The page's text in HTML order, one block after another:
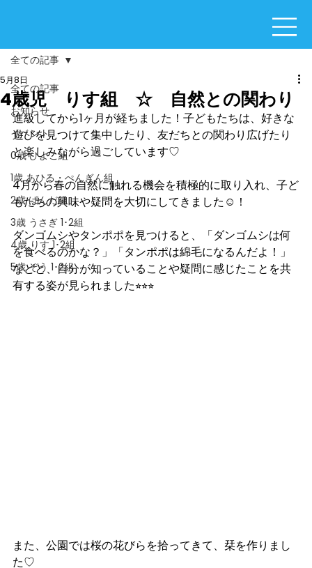
全ての記事
お知らせ
イベント
0歳 ひよこ組
1歳 あひる・ぺんぎん組
2歳 ぱんだ組
3歳 うさぎ 1･2組
4歳 りす 1･2組
5歳 ぞう 1･2組
全ての記事
4歳児 りす組 ☆ 自然との関わり
5月8日
進級してから1ヶ月が経ちました！子どもたちは、好きな
遊びを見つけて集中したり、友だちとの関わり広げたり
と楽しみながら過ごしています♡
4月から春の自然に触れる機会を積極的に取り入れ、子ど
もたちの興味や疑問を大切にしてきました☺︎！
ダンゴムシやタンポポを見つけると、「ダンゴムシは何
を食べるのかな？」「タンポポは綿毛になるんだよ！」
などと、自分が知っていることや疑問に感じたことを共
有する姿が見られました⭐︎⭐︎⭐︎
また、公園では桜の花びらを拾ってきて、栞を作りまし
た♡